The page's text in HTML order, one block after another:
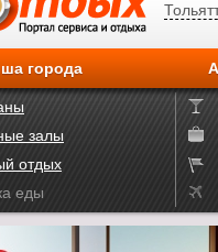
города
залы
отдых
еды